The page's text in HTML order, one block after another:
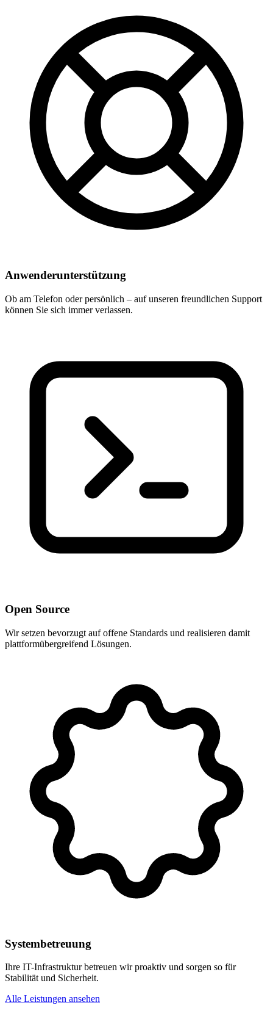
Anwenderunterstützung
Ob am Telefon oder persönlich – auf unseren freundlichen Support
können Sie sich immer verlassen.
Open Source
Wir setzen bevorzugt auf offene Standards und realisieren damit
plattformübergreifend Lösungen.
Systembetreuung
Ihre IT-Infrastruktur betreuen wir proaktiv und sorgen so für
Stabilität und Sicherheit.
Alle Leistungen ansehen